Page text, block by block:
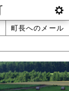
btnS
ettin
町長へのメール